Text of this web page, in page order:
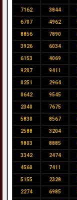
7162 3844
6707 4962
8856 7890
3926 6034
6153 4069
9207 9411
0251 2964
0642 9545
2340 7675
5830 8567
2588 3204
9803 8885
3342 2474
4560 7411
5155 2328
2274 6985